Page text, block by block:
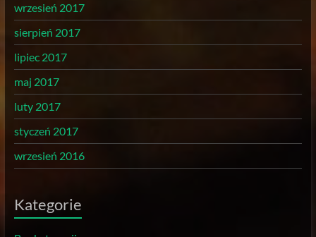
wrzesień 2017
sierpień 2017
lipiec 2017
maj 2017
luty 2017
styczeń 2017
wrzesień 2016
Kategorie